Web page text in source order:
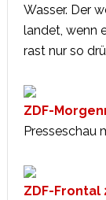
Wasser. Der
landet, wenn
rast nur so
ZDF-
Presseschau
ZDF-Frontal